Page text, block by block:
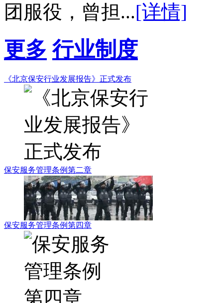
团服役，曾担...[详情]
更多 行业制度
《北京保安行业发展报告》正式发布
保安服务管理条例第二章
保安服务管理条例第四章